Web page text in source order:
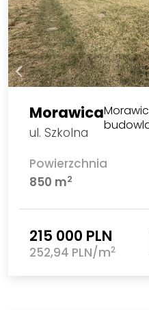
Morawica
ul. Szkolna
Powierzchnia
850 m2
215 000 PLN
252,94 PLN/m2